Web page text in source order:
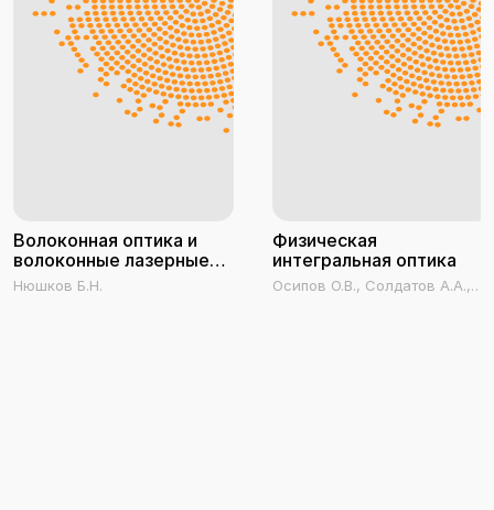
Волоконная оптика и
волоконные лазерные
системы. Часть I
Нюшков Б.Н.
Физическая
интегральная оптика
Осипов О.В., Солдатов А.А.,